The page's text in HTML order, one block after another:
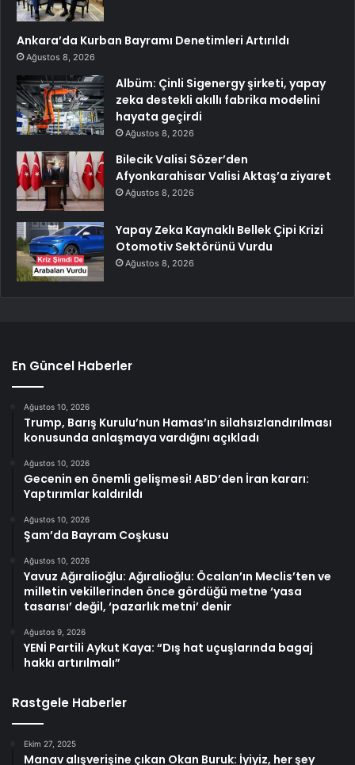
Ankara’da Kurban Bayramı Denetimleri Artırıldı
Ağustos 8, 2026
Albüm: Çinli Sigenergy şirketi, yapay
zeka destekli akıllı fabrika modelini
hayata geçirdi
Ağustos 8, 2026
Bilecik Valisi Sözer’den
Afyonkarahisar Valisi Aktaş’a ziyaret
Ağustos 8, 2026
Yapay Zeka Kaynaklı Bellek Çipi Krizi
Otomotiv Sektörünü Vurdu
Ağustos 8, 2026
En Güncel Haberler
Ağustos 10, 2026
Trump, Barış Kurulu’nun Hamas’ın silahsızlandırılması
konusunda anlaşmaya vardığını açıkladı
Ağustos 10, 2026
Gecenin en önemli gelişmesi! ABD’den İran kararı:
Yaptırımlar kaldırıldı
Ağustos 10, 2026
Şam’da Bayram Coşkusu
Ağustos 10, 2026
Yavuz Ağıralioğlu: Ağıralioğlu: Öcalan’ın Meclis’ten ve
milletin vekillerinden önce gördüğü metne ‘yasa
tasarısı’ değil, ‘pazarlık metni’ denir
Ağustos 9, 2026
YENİ Partili Aykut Kaya: “Dış hat uçuşlarında bagaj
hakkı artırılmalı”
Rastgele Haberler
Ekim 27, 2025
Manav alışverişine çıkan Okan Buruk: İyiyiz, her şey